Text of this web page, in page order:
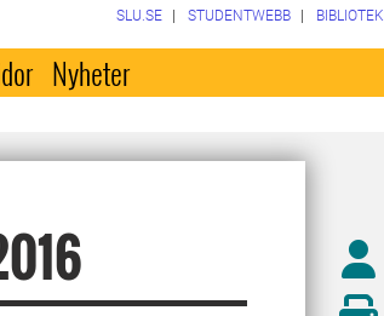
SLU.SE STUDENTWEBB BIBLIOTEK
Nyheter